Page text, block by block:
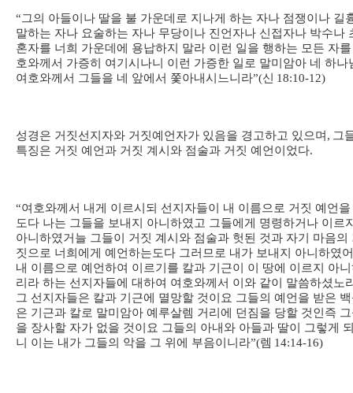
“그의 아들이나 딸을 불 가운데로 지나게 하는 자나 점쟁이나 길
말하는 자나 요술하는 자나 무당이나 진언자나 신접자나 박수나
혼자를 너희 가운데에 용납하지 말라 이런 일을 행하는 모든 자
호와께서 가증히 여기시나니 이런 가증한 일로 말미암아 네 하나
여호와께서 그들을 네 앞에서 쫓아내시느니라”(신 18:10-12)
성경은 거짓선지자와 거짓예언자가 있음을 경고하고 있으며 , 그
특징은 거짓 예언과 거짓 계시와 점술과 거짓 예언이었다.
“여호와께서 내게 이르시되 선지자들이 내 이름으로 거짓 예언을
도다 나는 그들을 보내지 아니하였고 그들에게 명령하거나 이르
아니하였거늘 그들이 거짓 계시와 점술과 헛된 것과 자기 마음의
짓으로 너희에게 예언하는도다 그러므로 내가 보내지 아니하였
내 이름으로 예언하여 이르기를 칼과 기근이 이 땅에 이르지 아
리라 하는 선지자들에 대하여 여호와께서 이와 같이 말씀하셨노
그 선지자들은 칼과 기근에 멸망할 것이요 그들의 예언을 받은
은 기근과 칼로 말미암아 예루살렘 거리에 던짐을 당할 것인즉
을 장사할 자가 없을 것이요 그들의 아내와 아들과 딸이 그렇게
니 이는 내가 그들의 악을 그 위에 부음이니라”(렘 14:14-16)